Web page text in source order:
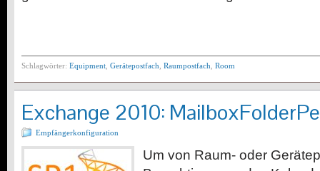
Schlagwörter: Equipment Gerätepostfach Raumpostfach Room
Exchange 2010:
Empfängerkonfiguration
Um von Raum- oder